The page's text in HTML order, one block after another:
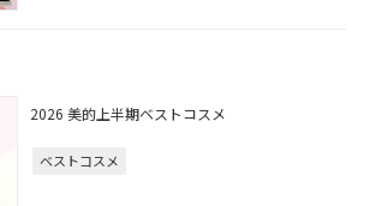
2026 美的上半期ベストコスメ
ベストコスメ